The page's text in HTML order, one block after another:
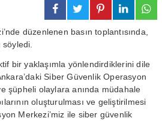
düzenlenen basın toplantısında,
bir yaklaşımla yönlendirdiklerini dile
Siber Güvenlik Operasyon
şüpheli olaylara anında müdahale
oluşturulması ve geliştirilmesi
Merkezi’miz ile siber güvenlik